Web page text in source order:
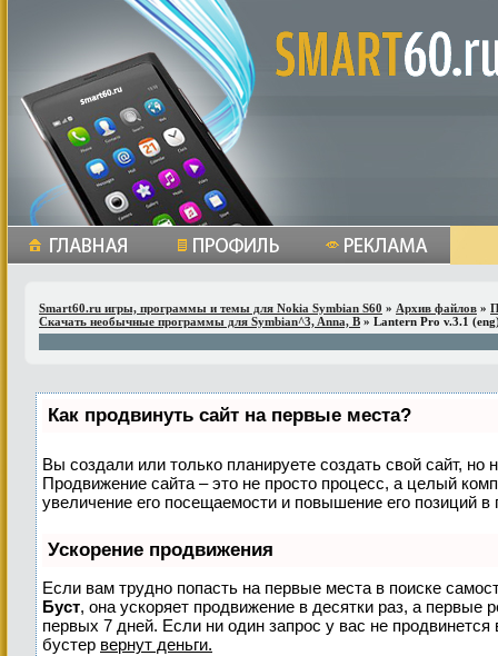
Smart60.ru игры, программы и темы для Nokia Symbian S60 » Архив файлов »
Скачать необычные программы для Symbian^3, Anna, B » Lantern Pro v.3.1
Как продвинуть сайт на первые места?
Вы создали или только планируете создать свой сайт, но
Продвижение сайта – это не просто процесс, а целый
увеличение его посещаемости и повышение его позиций в
Ускорение продвижения
Если вам трудно попасть на первые места в поиске
Буст, она ускоряет продвижение в десятки раз, а первые
первых 7 дней. Если ни один запрос у вас не
бустер вернут деньги.